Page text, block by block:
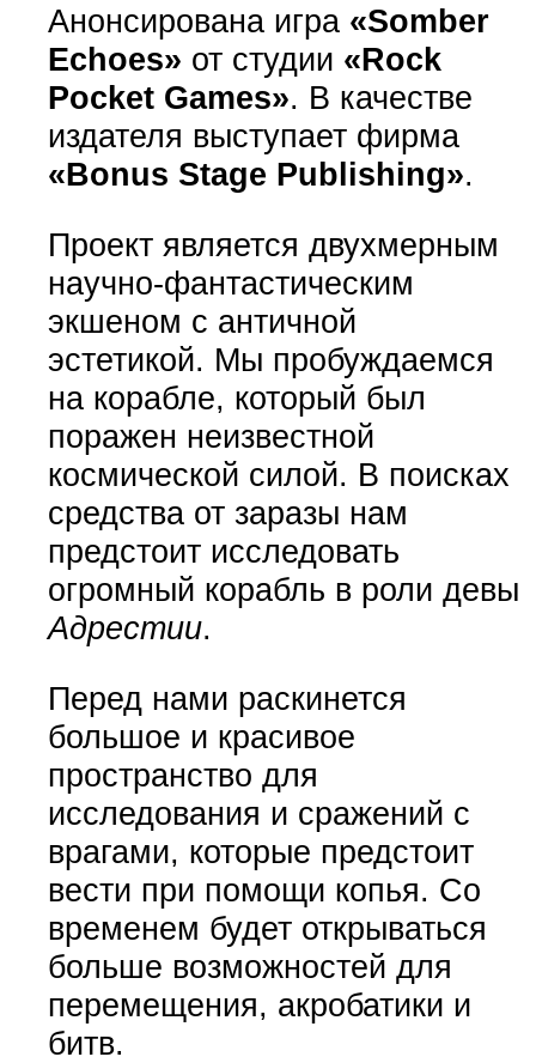
Анонсирована игра «Somber
Echoes» от студии «Rock
Pocket Games». В качестве
издателя выступает фирма
«Bonus Stage Publishing».
Проект является двухмерным
научно-фантастическим
экшеном с античной
эстетикой. Мы пробуждаемся
на корабле, который был
поражен неизвестной
космической силой. В поисках
средства от заразы нам
предстоит исследовать
огромный корабль в роли девы
Адрестии.
Перед нами раскинется
большое и красивое
пространство для
исследования и сражений с
врагами, которые предстоит
вести при помощи копья. Со
временем будет открываться
больше возможностей для
перемещения, акробатики и
битв.